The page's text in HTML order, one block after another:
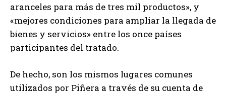
aranceles para más de tres mil productos», y
«mejores condiciones para ampliar la llegada de
bienes y servicios» entre los once países
participantes del tratado.
De hecho, son los mismos lugares comunes
utilizados por Piñera a través de su cuenta de